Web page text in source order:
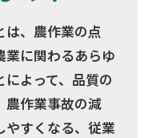
は、農作業の点
業に関わるあらゆ
よって、品質の
農作業事故の減
やすくなる、従業